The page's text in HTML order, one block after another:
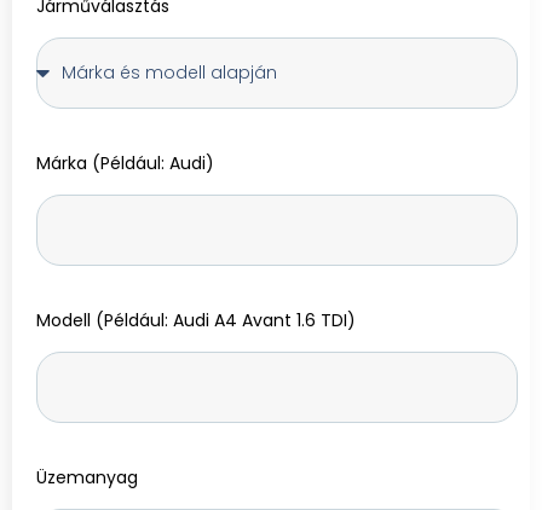
Járműválasztás
Márka (Például: Audi)
Modell (Például: Audi A4 Avant 1.6 TDI)
Üzemanyag